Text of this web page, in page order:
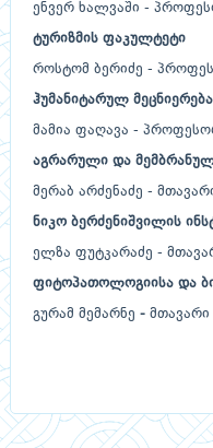
ენვერ ხალვაში -
ტურიზმის ფაკულტეტი
როსტომ ბერიძე -
ჰუმანიტარულ
მამია ფაღავა -
აგრარული და
მერაბ არძენაძე -
ნიკო ბერძენიშვილის
ელზა ფუტკარაძე -
ფიტოპათოლოგიისა და
გურამ მემარნე -